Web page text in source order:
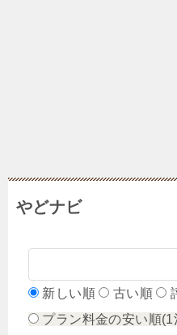
やどナビ
新しい順 古い順
プラン料金の安い順(1